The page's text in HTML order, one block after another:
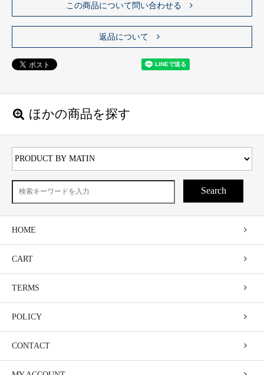
この商品について問い合わせる
返品について
ほかの商品を探す
Search
HOME
CART
TERMS
POLICY
CONTACT